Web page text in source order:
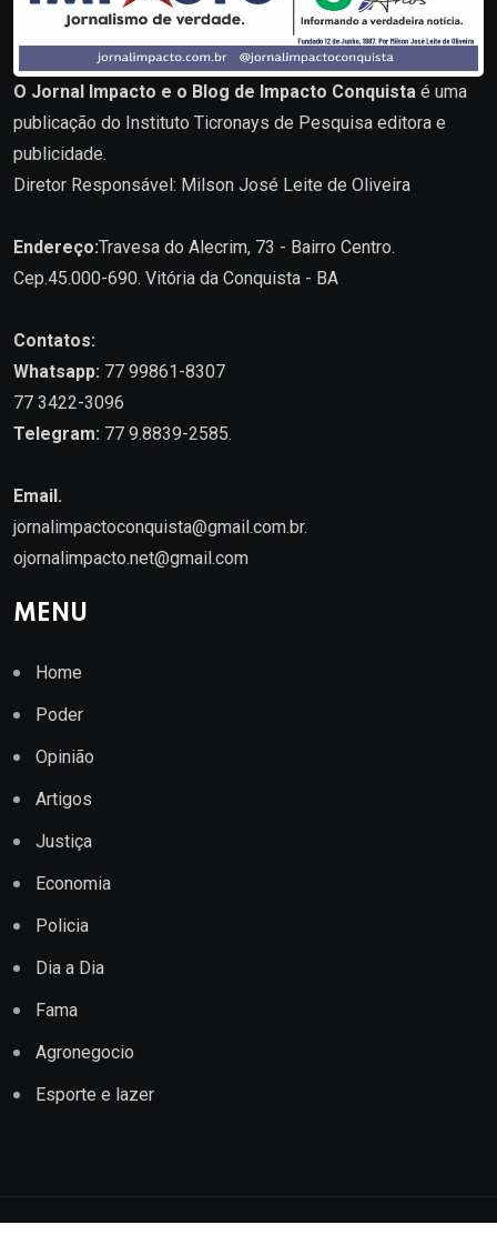
O Jornal Impacto e o Blog de Impacto Conquista é uma
publicação do Instituto Ticronays de Pesquisa editora e
publicidade.
Diretor Responsável: Milson José Leite de Oliveira
Endereço:Travesa do Alecrim, 73 - Bairro Centro.
Cep.45.000-690. Vitória da Conquista - BA
Contatos:
Whatsapp: 77 99861-8307
77 3422-3096
Telegram: 77 9.8839-2585.
Email.
jornalimpactoconquista@gmail.com.br.
ojornalimpacto.net@gmail.com
MENU
Home
Poder
Opinião
Artigos
Justiça
Economia
Policia
Dia a Dia
Fama
Agronegocio
Esporte e lazer